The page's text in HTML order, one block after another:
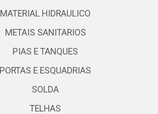
MATERIAL HIDRAULICO
METAIS SANITARIOS
PIAS E TANQUES
PORTAS E ESQUADRIAS
SOLDA
TELHAS